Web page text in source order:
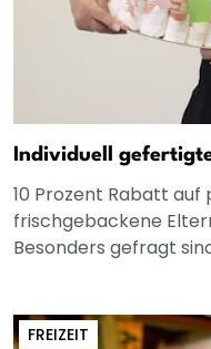
Individuell
10 Prozent Rabatt
frischgebackene
Besonders gefragt
FREIZEIT